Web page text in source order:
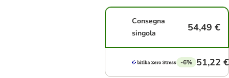
Consegna
singola
54,49 €
-6% 51,22 €